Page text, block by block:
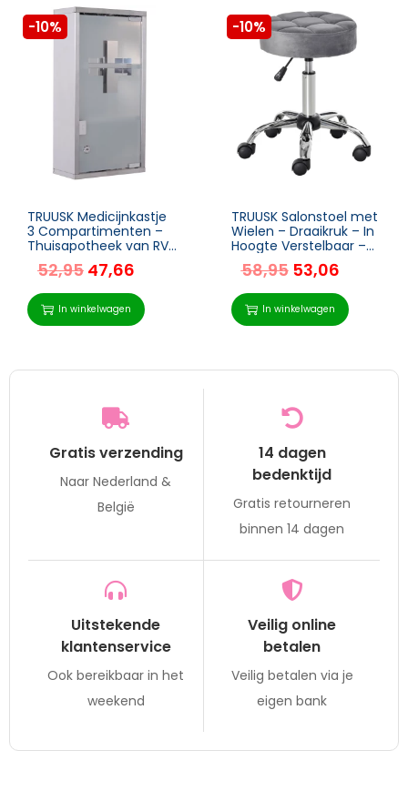
-10%
TRUUSK Medicijnkastje
3 Compartimenten –
Thuisapotheek van RVS
– 25 x 12 x 48 cm –
Voor Thuisgebruik –
Stijlvol en Functioneel
52,95 47,66
In winkelwagen
-10%
TRUUSK Salonstoel met
Wielen – Draaikruk – In
Hoogte Verstelbaar –
Fluwelen Aanraking –
Schuim – Chroom
Onderstel – Grijs 35 x
35
58,95 53,06
In winkelwagen
Gratis verzending
Naar Nederland &
België
14 dagen
bedenktijd
Gratis retourneren
binnen 14 dagen
Uitstekende
klantenservice
Ook bereikbaar in het
weekend
Veilig online
betalen
Veilig betalen via je
eigen bank